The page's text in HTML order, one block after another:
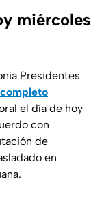
miércoles
Presidentes
el día de hoy
con
de
en